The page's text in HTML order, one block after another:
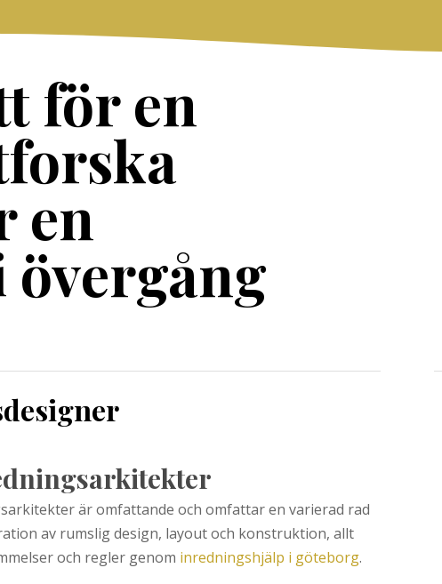
för en
en
är omfattande och omfattar en varierad rad
av rumslig design, layout och konstruktion, allt
och regler genom inredningshjälp i göteborg.